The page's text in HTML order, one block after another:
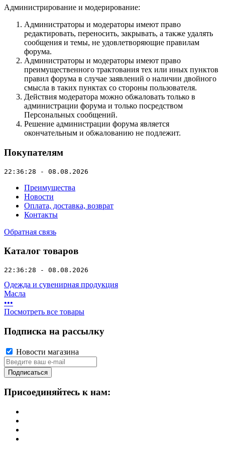
Администрирование и модерирование:
Администраторы и модераторы имеют право
редактировать, переносить, закрывать, а также удалять
сообщения и темы, не удовлетворяющие правилам
форума.
Администраторы и модераторы имеют право
преимущественного трактования тех или иных пунктов
правил форума в случае заявлений о наличии двойного
смысла в таких пунктах со стороны пользователя.
Действия модератора можно обжаловать только в
администрации форума и только посредством
Персональных сообщений.
Решение администрации форума является
окончательным и обжалованию не подлежит.
Покупателям
22:36:28 - 08.08.2026
Преимущества
Новости
Оплата, доставка, возврат
Контакты
Обратная связь
Каталог товаров
22:36:28 - 08.08.2026
Одежда и сувенирная продукция
Масла
•••
Посмотреть все товары
Подписка на рассылку
Новости магазина
Подписаться
Присоединяйтесь к нам: